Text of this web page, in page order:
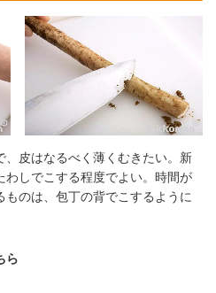
、皮はなるべく薄くむきたい。新
しでこする程度でよい。時間が
のは、包丁の背でこするように
ら